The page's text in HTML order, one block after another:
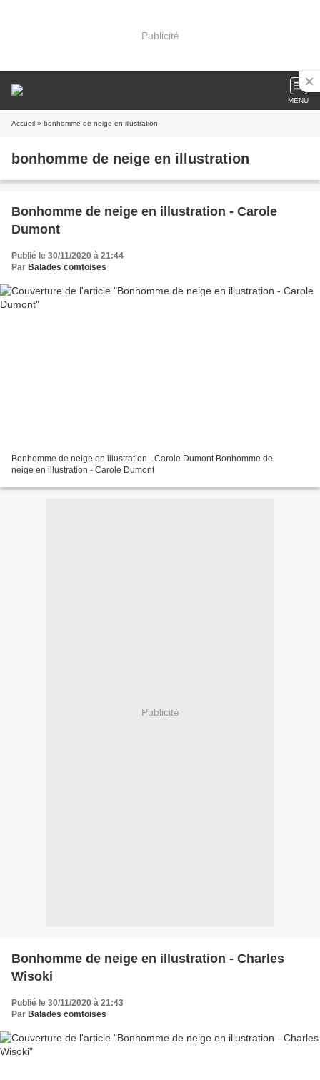
Publicité
MENU
Accueil » bonhomme de neige en illustration
bonhomme de neige en illustration
Bonhomme de neige en illustration - Carole
Dumont
Publié le 30/11/2020 à 21:44
Par Balades comtoises
Bonhomme de neige en illustration - Carole Dumont Bonhomme de
neige en illustration - Carole Dumont
Publicité
Bonhomme de neige en illustration - Charles
Wisoki
Publié le 30/11/2020 à 21:43
Par Balades comtoises